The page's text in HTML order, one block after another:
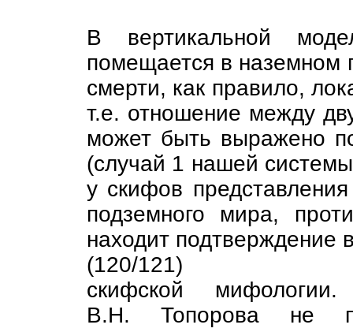
В вертикальной
помещается в наземном
смерти, как правило,
т.е. отношение между
может быть выражено
(случай 1 нашей
у скифов
подземного мира,
находит подтверждение
(120/121)
скифской
В.Н. Топорова не